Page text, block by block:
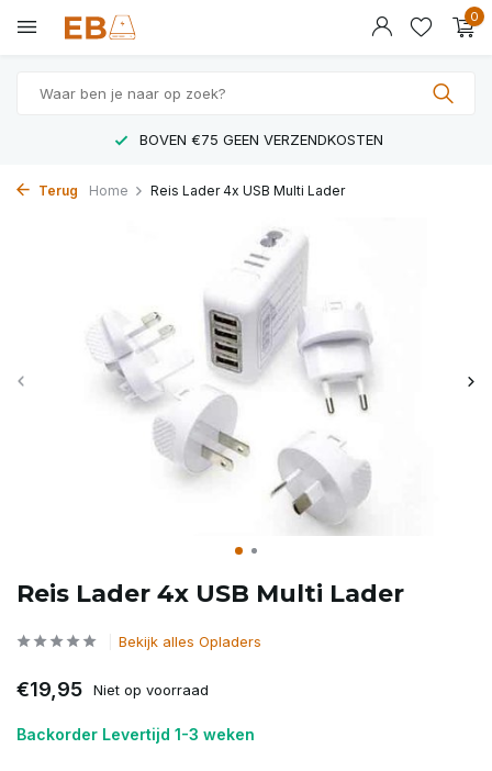
0
BOVEN €75 GEEN VERZENDKOSTEN
Terug Home Reis Lader 4x USB Multi Lader
Reis Lader 4x USB Multi Lader
Bekijk alles Opladers
€19,95 Niet op voorraad
Backorder Levertijd 1-3 weken